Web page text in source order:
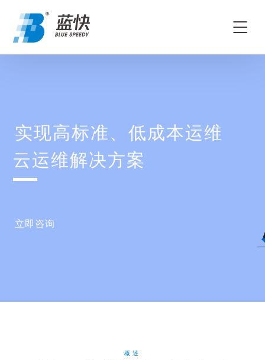
实现高标准、低成本运维
云运维解决方案
立即咨询
概述